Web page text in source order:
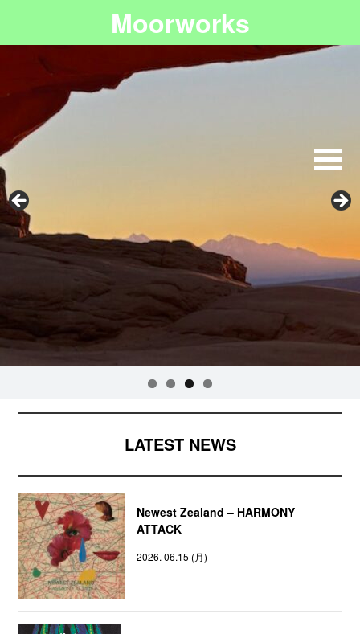
Moorworks
LATEST NEWS
Newest Zealand – HARMONY
ATTACK
2026. 06.15 (月)